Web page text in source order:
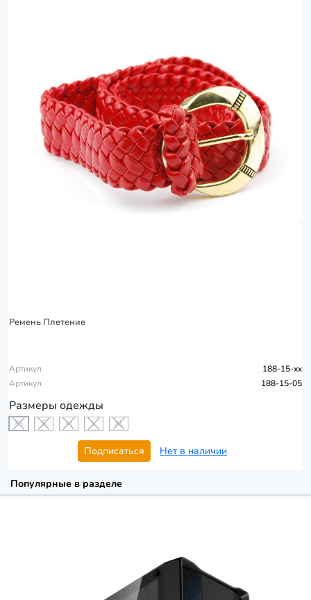
Ремень Плетение
Артикул
188-15-xx
Артикул
188-15-05
Размеры одежды
XS S M L XL
Подписаться Нет в наличии
Популярные в разделе